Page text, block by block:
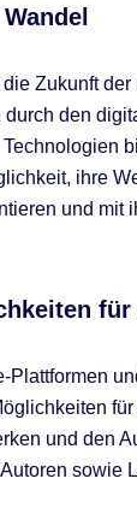
die Zukunft
durch den
ihre
und mit
Plattformen
und den
sowie